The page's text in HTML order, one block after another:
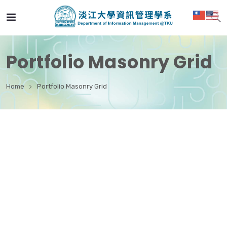
Portfolio Masonry Grid
Home Portfolio Masonry Grid